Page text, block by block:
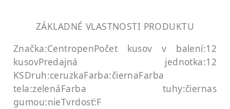
ZÁKLADNÉ VLASTNOSTI PRODUKTU
Značka:CentropenPočet kusov v balení:12
kusovPredajná jednotka:12
KSDruh:ceruzkaFarba:čiernaFarba
tela:zelenáFarba tuhy:čiernas
gumou:nieTvrdosť:F